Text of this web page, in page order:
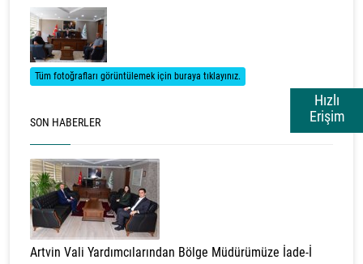
Hızlı
Erişim
Tüm fotoğrafları görüntülemek için buraya tıklayınız.
SON HABERLER
Artvin Vali Yardımcılarından Bölge Müdürümüze İade-İ